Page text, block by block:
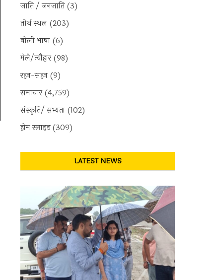
जाति / जनजाति(3)
तीर्थ स्थल (203)
बोली भाषा (6)
मेले/त्यौहार(98)
रहन-सहन (9)
समाचार(4,759)
संस्कृति/ सभ्यता (102)
होम स्लाइड(309)
LATEST NEWS